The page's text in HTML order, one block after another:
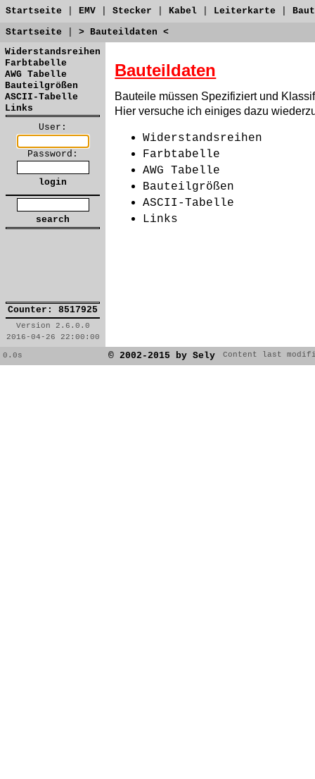
Startseite EMV Stecker Kabel Leiterkarte
Startseite
> Bauteildaten <
Widerstandsreihen
Farbtabelle
AWG Tabelle
Bauteilgrößen
ASCII-Tabelle
Links
User:
Password:
Bauteildaten
Bauteile müssen Spezifiziert und
Hier versuche ich einiges dazu
Widerstandsreihen
Farbtabelle
AWG Tabelle
Bauteilgrößen
ASCII-Tabelle
Links
Counter: 8517925
Version 2.6.0.0
2016-04-26 22:00:00
0.0s © 2002-2015 by Sely Content last